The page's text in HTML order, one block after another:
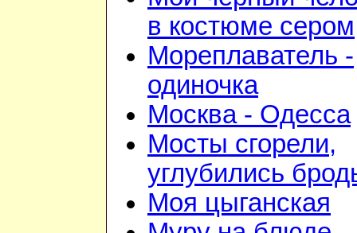
в костюме сером
Мореплаватель -
одиночка
Москва - Одесса
Мосты сгорели,
углубились
Моя цыганская